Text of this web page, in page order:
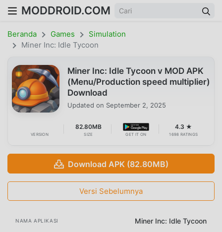
MODDROID.COM
Beranda Games
Simulation
Miner Inc: Idle Tycoon
Miner Inc: Idle Tycoon v MOD APK
(Menu/Production speed multiplier)
Download
Updated on September 2, 2025
VERSION
82.80MB
SIZE GET IT ON
4.3 ★
1698 RATINGS
Download APK (82.80MB)
Versi Sebelumnya
NAMA APLIKASI Miner Inc: Idle Tycoon